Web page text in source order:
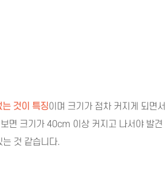
것이 특징이며 크기가 점차 커지게 되면서
면 크기가 40cm 이상 커지고 나서야 발견
것 같습니다.